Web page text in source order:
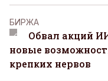
БИРЖА
Обвал акций
новые
крепких нервов